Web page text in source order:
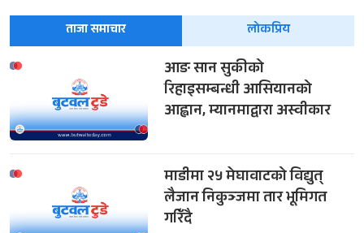
ताजा समाचार लोकप्रिय
आङ सान सुकीको
रिहाइसम्बन्धी आसियानको
आह्वान, म्यानमाद्वारा अस्वीकार
माडीमा २५ मेघावाटको विद्युत्
लैजान निकुञ्जमा तार भूमिगत
गरिँदै